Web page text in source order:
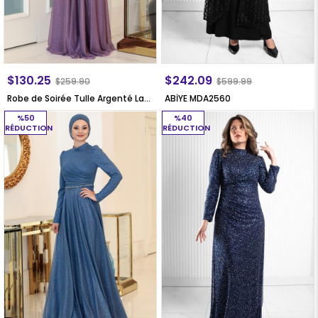
Robe de Soirée Tulle Argenté Lavande SN46
$130.25 $259.90
ABİYE MDA2560
$242.09 $599.99
%50
RÉDUCTION
%40
RÉDUCTION